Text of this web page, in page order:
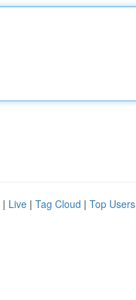
| Live | Tag Cloud | Top Users